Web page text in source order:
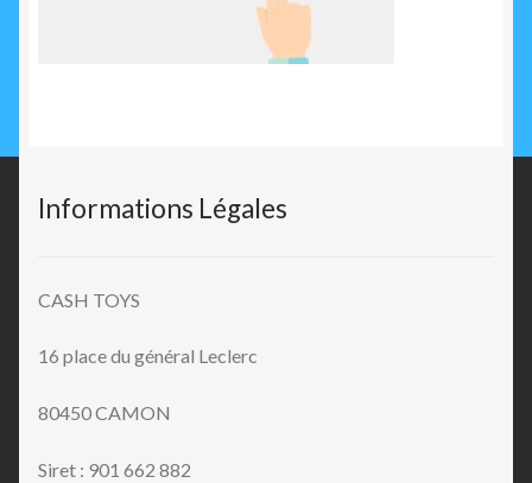
Informations Légales
CASH TOYS
16 place du général Leclerc
80450 CAMON
Siret : 901 662 882